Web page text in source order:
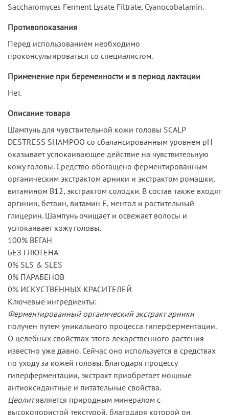
Saccharomyces Ferment Lysate Filtrate, Cyanocobalamin.
Противопоказания
Перед использованием необходимо
проконсультироваться со специалистом.
Применение при беременности и в период лактации
Нет.
Описание товара
Шампунь для чувствительной кожи головы SCALP
DESTRESS SHAMPOO со сбалансированным уровнем pH
оказывает успокаивающее действие на чувствительную
кожу головы. Средство обогащено ферментированным
органическим экстрактом арники и экстрактом ромашки,
витамином B12, экстрактом солодки. В состав также входят
аргинин, бетаин, витамин E, ментол и растительный
глицерин. Шампунь очищает и освежает волосы и
успокаивает кожу головы.
100% ВЕГАН
БЕЗ ГЛЮТЕНА
0% SLS & SLES
0% ПАРАБЕНОВ
0% ИСКУСТВЕННЫХ КРАСИТЕЛЕЙ
Ключевые ингредиенты:
Ферментированный органический экстракт арники
получен путем уникального процесса гиперферментации.
О целебных свойствах этого лекарственного растения
известно уже давно. Сейчас оно используется в средствах
по уходу за кожей головы. Благодаря процессу
гиперферментации, экстракт приобретает мощные
антиоксидантные и питательные свойства.
Цеолитявляется природным минералом с
высокопористой текстурой, благодаря которой он